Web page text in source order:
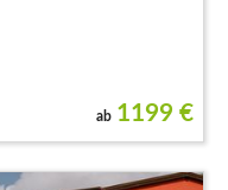
ab 1199 €